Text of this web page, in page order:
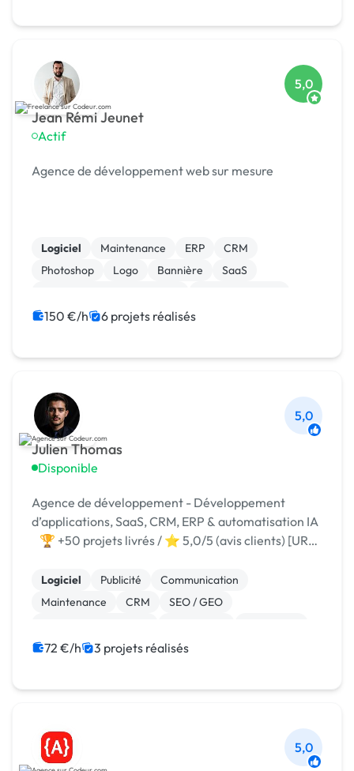
Jean Rémi Jeunet
Actif
5,0
Agence de développement web sur mesure
Logiciel Maintenance ERP
CRM
Photoshop
Logo Bannière
SaaS
150 €/h 6 projets réalisés
Julien Thomas
Disponible
5,0
Agence de développement - Développement
d’applications, SaaS, CRM, ERP & automatisation IA
🏆 +50 projets livrés / ⭐ 5,0/5 (avis clients) [URL
Logiciel Publicité
Communication
Maintenance
CRM
SEO / GEO
Wix
72 €/h 3 projets réalisés
5,0